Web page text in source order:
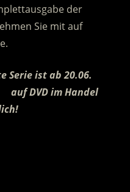
der
Sie mit auf
Serie ist ab 20.06.
auf DVD im Handel